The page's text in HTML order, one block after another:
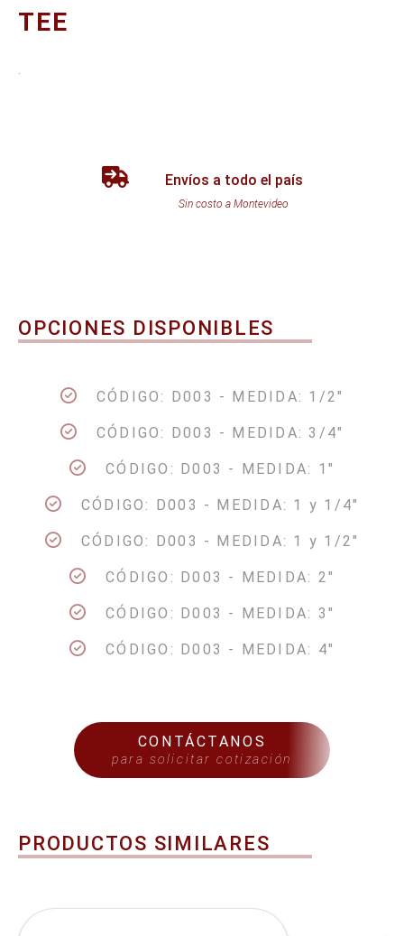
TEE
Envíos a todo el país
Sin costo a Montevideo
OPCIONES DISPONIBLES
CÓDIGO: D003 - MEDIDA: 1/2"
CÓDIGO: D003 - MEDIDA: 3/4"
CÓDIGO: D003 - MEDIDA: 1"
CÓDIGO: D003 - MEDIDA: 1 y 1/4"
CÓDIGO: D003 - MEDIDA: 1 y 1/2"
CÓDIGO: D003 - MEDIDA: 2"
CÓDIGO: D003 - MEDIDA: 3"
CÓDIGO: D003 - MEDIDA: 4"
CONTÁCTANOS
para solicitar cotización
PRODUCTOS SIMILARES